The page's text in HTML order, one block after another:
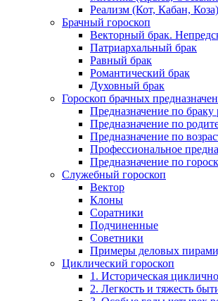
Реализм (Кот, Кабан, Коза)
Брачный гороскоп
Векторный брак.
Патриархальный брак
Равный брак
Романтический брак
Духовный брак
Гороскоп брачных
Предназначение по браку
Предназначение по
Предназначение по
Профессиональное
Предназначение по
Служебный гороскоп
Вектор
Клоны
Соратники
Подчиненные
Советники
Примеры деловых
Циклический гороскоп
1. Историческая
2. Легкость и тяжесть